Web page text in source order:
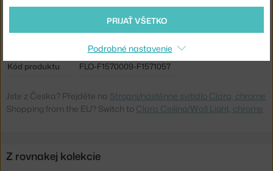
Pätica / zdroj:
vstavaný LED zdroj
nepriame svetlo
áno, vstávaný
Kód produktu
FLO-F1570009-F1571057
Jste z Česka? Přejděte na Stropní/nástěnné svítidlo Clara, chrome
Shopping from the EU? Switch to Clara Ceiling/Wall Light, chrome
Z rovnakej kolekcie
PRIJAŤ VŠETKO
Podrobné nastavenie